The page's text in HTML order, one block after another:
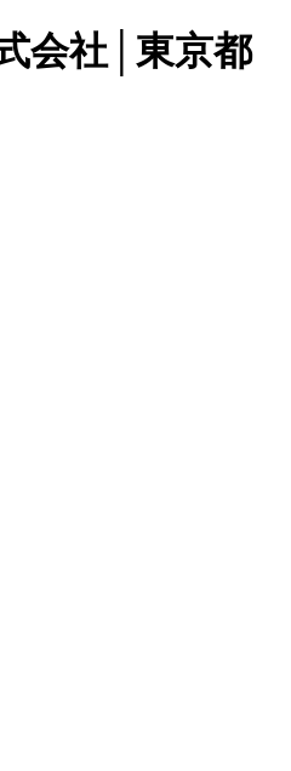
会社│東京都